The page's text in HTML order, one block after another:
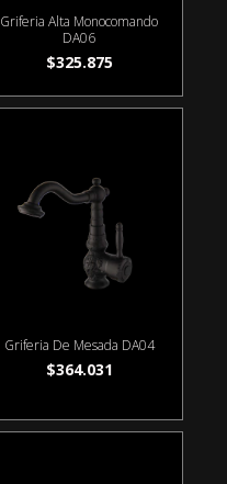
Griferia Alta Monocomando
DA06
$325.875
Griferia De Mesada DA04
$364.031